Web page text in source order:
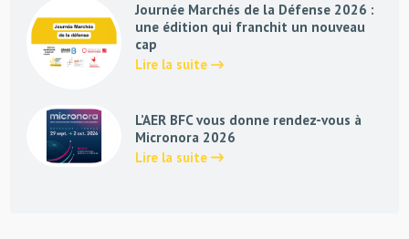
Journée Marchés de la Défense 2026 :
une édition qui franchit un nouveau
cap
Lire la suite
L’AER BFC vous donne rendez-vous à
Micronora 2026
Lire la suite